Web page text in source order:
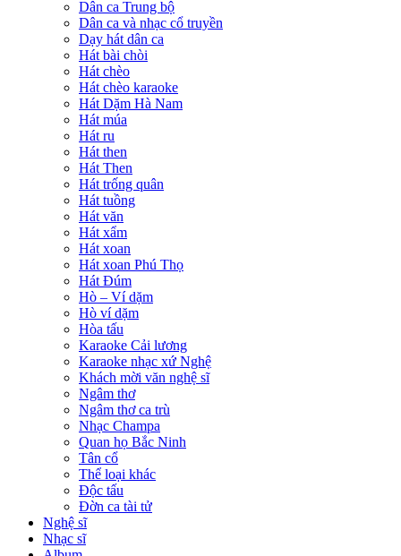
Dân ca Trung bộ
Dân ca và nhạc cổ truyền
Dạy hát dân ca
Hát bài chòi
Hát chèo
Hát chèo karaoke
Hát Dặm Hà Nam
Hát múa
Hát ru
Hát then
Hát Then
Hát trống quân
Hát tuồng
Hát văn
Hát xẩm
Hát xoan
Hát xoan Phú Thọ
Hát Đúm
Hò – Ví dặm
Hò ví dặm
Hòa tấu
Karaoke Cải lương
Karaoke nhạc xứ Nghệ
Khách mời văn nghệ sĩ
Ngâm thơ
Ngâm thơ ca trù
Nhạc Champa
Quan họ Bắc Ninh
Tân cổ
Thể loại khác
Độc tấu
Đờn ca tài tử
Nghệ sĩ
Nhạc sĩ